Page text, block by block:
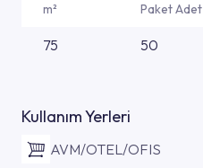
m² Paket Adet
75 50
Kullanım Yerleri
AVM/OTEL/OFIS